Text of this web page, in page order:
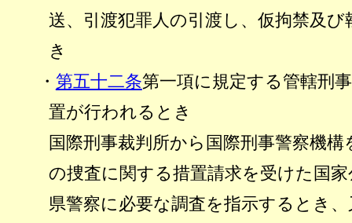
送、引渡犯罪人の引渡し、仮拘禁及
き
・ 第五十二条第一項に規定する管轄刑
置が行われるとき
国際刑事裁判所から国際刑事警察機
の捜査に関する措置請求を受けた国
県警察に必要な調査を指示するとき